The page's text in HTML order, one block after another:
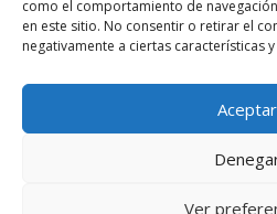
como el comportamiento de
en este sitio. No consentir o retirar el
negativamente a ciertas características
Aceptar
Ver
Comentarios
Elegant